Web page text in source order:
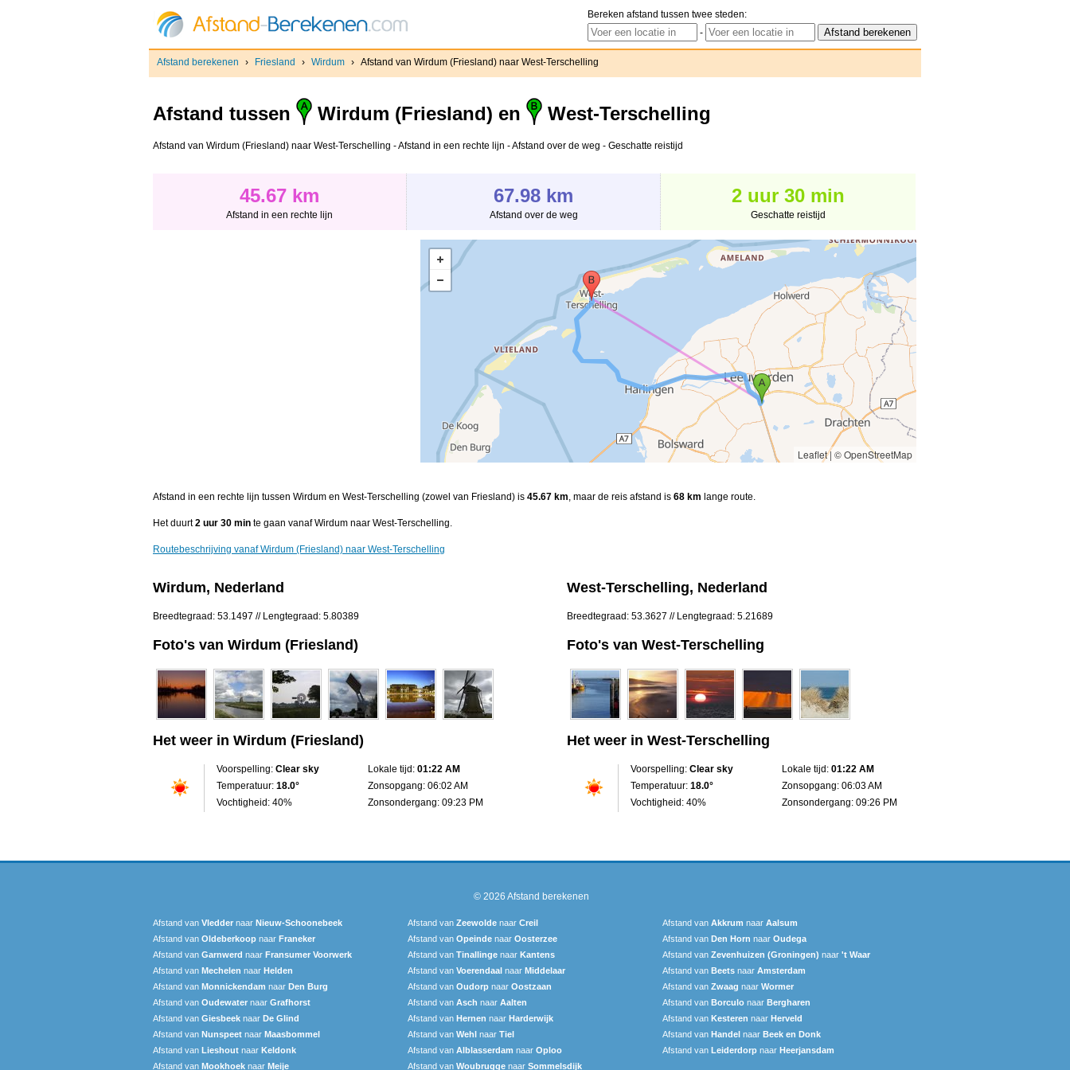
Bereken afstand tussen twee steden:
-
Afstand berekenen › Friesland › Wirdum › Afstand van Wirdum (Friesland) naar West-Terschelling
Afstand tussen Wirdum (Friesland) en West-Terschelling
Afstand van Wirdum (Friesland) naar West-Terschelling - Afstand in een rechte lijn - Afstand over de weg - Geschatte reistijd
45.67 km
Afstand in een rechte lijn
67.98 km
Afstand over de weg
2 uur 30 min
Geschatte reistijd
Leaflet|© OpenStreetMap
Afstand in een rechte lijn tussen Wirdum en West-Terschelling (zowel van Friesland) is 45.67 km, maar de reis afstand is 68 km lange route.
Het duurt2 uur 30 min te gaan vanaf Wirdum naar West-Terschelling.
Routebeschrijving vanaf Wirdum (Friesland) naar West-Terschelling
Wirdum, Nederland
Breedtegraad: 53.1497 // Lengtegraad: 5.80389
Foto's van Wirdum (Friesland)
Het weer in Wirdum (Friesland)
Voorspelling: Clear sky
Temperatuur: 18.0°
Vochtigheid: 40%
Lokale tijd: 01:22 AM
Zonsopgang: 06:02 AM
Zonsondergang: 09:23 PM
West-Terschelling, Nederland
Breedtegraad: 53.3627 // Lengtegraad: 5.21689
Foto's van West-Terschelling
Het weer in West-Terschelling
Voorspelling: Clear sky
Temperatuur: 18.0°
Vochtigheid: 40%
Lokale tijd: 01:22 AM
Zonsopgang: 06:03 AM
Zonsondergang: 09:26 PM
© 2026 Afstand berekenen
Afstand van Vledder naar Nieuw-Schoonebeek Afstand van Zeewolde naar Creil Afstand van Akkrum naar Aalsum
Afstand van Oldeberkoop naar Franeker Afstand van Opeinde naar Oosterzee Afstand van Den Horn naar Oudega
Afstand van Garnwerd naar Fransumer Voorwerk Afstand van Tinallinge naar Kantens Afstand van Zevenhuizen (Groningen) naar 't Waar
Afstand van Mechelen naar Helden Afstand van Voerendaal naar Middelaar Afstand van Beets naar Amsterdam
Afstand van Monnickendam naar Den Burg Afstand van Oudorp naar Oostzaan Afstand van Zwaag naar Wormer
Afstand van Oudewater naar Grafhorst Afstand van Asch naar Aalten Afstand van Borculo naar Bergharen
Afstand van Giesbeek naar De Glind Afstand van Hernen naar Harderwijk Afstand van Kesteren naar Herveld
Afstand van Nunspeet naar Maasbommel Afstand van Wehl naar Tiel Afstand van Handel naar Beek en Donk
Afstand van Lieshout naar Keldonk Afstand van Alblasserdam naar Oploo Afstand van Leiderdorp naar Heerjansdam
Afstand van Mookhoek naar Meije Afstand van Woubrugge naar Sommelsdijk